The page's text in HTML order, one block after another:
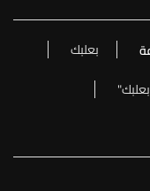
بعلبك
بعلبك"